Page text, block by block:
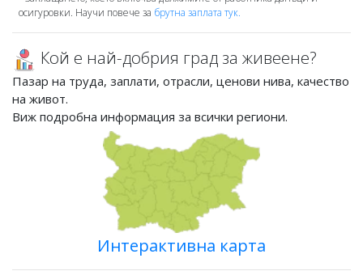
осигуровки. Научи повече за брутна заплата тук.
Кой е най-добрия град за живеене?
Пазар на труда, заплати, отрасли, ценови нива, качество
на живот.
Виж подробна информация за всички региони.
Интерактивна карта